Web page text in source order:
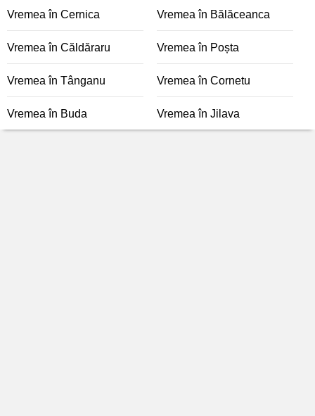
Vremea în Cernica Vremea în Bălăceanca
Vremea în Căldăraru Vremea în Poșta
Vremea în Tânganu Vremea în Cornetu
Vremea în Buda Vremea în Jilava